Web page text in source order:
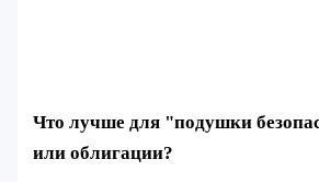
Что лучше для "подушки
или облигации?